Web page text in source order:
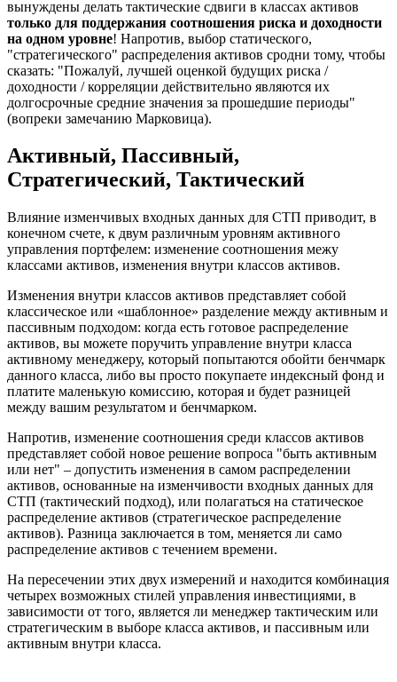
вынуждены делать тактические сдвиги в классах активов
только для поддержания соотношения риска и доходности
на одном уровне! Напротив, выбор статического,
"стратегического" распределения активов сродни тому, чтобы
сказать: "Пожалуй, лучшей оценкой будущих риска /
доходности / корреляции действительно являются их
долгосрочные средние значения за прошедшие периоды"
(вопреки замечанию Марковица).
Активный, Пассивный,
Стратегический, Тактический
Влияние изменчивых входных данных для СТП приводит, в
конечном счете, к двум различным уровням активного
управления портфелем: изменение соотношения межу
классами активов, изменения внутри классов активов.
Изменения внутри классов активов представляет собой
классическое или «шаблонное» разделение между активным и
пассивным подходом: когда есть готовое распределение
активов, вы можете поручить управление внутри класса
активному менеджеру, который попытаются обойти бенчмарк
данного класса, либо вы просто покупаете индексный фонд и
платите маленькую комиссию, которая и будет разницей
между вашим результатом и бенчмарком.
Напротив, изменение соотношения среди классов активов
представляет собой новое решение вопроса "быть активным
или нет" – допустить изменения в самом распределении
активов, основанные на изменчивости входных данных для
СТП (тактический подход), или полагаться на статическое
распределение активов (стратегическое распределение
активов). Разница заключается в том, меняется ли само
распределение активов с течением времени.
На пересечении этих двух измерений и находится комбинация
четырех возможных стилей управления инвестициями, в
зависимости от того, является ли менеджер тактическим или
стратегическим в выборе класса активов, и пассивным или
активным внутри класса.